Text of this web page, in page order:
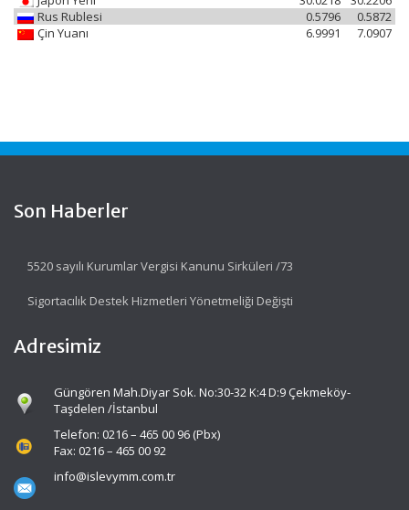
Rus Rublesi
0.5872
0.5796
Çin Yuanı
7.0907
6.9991
Son Haberler
5520 sayılı Kurumlar Vergisi Kanunu Sirküleri /73
Sigortacılık Destek Hizmetleri Yönetmeliği Değişti
Adresimiz
Güngören Mah.Diyar Sok. No:30-32 K:4 D:9 Çekmeköy-
Taşdelen /İstanbul
Telefon: 0216 – 465 00 96 (Pbx)
Fax: 0216 – 465 00 92
info@islevymm.com.tr